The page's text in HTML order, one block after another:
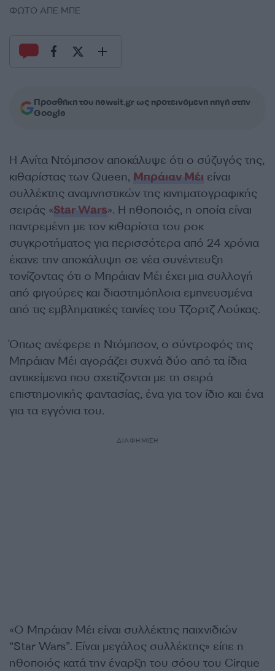
ΦΩΤΟ ΑΠΕ ΜΠΕ
Προσθήκη του newsit.gr ως προτεινόμενη πηγή στην
Google
Η Ανίτα Ντόμπσον αποκάλυψε ότι ο σύζυγός της,
κιθαρίστας των Queen, Μπράιαν Μέι είναι
συλλέκτης αναμνηστικών της κινηματογραφικής
σειράς «Star Wars». Η ηθοποιός, η οποία είναι
παντρεμένη με τον κιθαρίστα του ροκ
συγκροτήματος για περισσότερα από 24 χρόνια
έκανε την αποκάλυψη σε νέα συνέντευξη
τονίζοντας ότι ο Μπράιαν Μέι έχει μια συλλογή
από φιγούρες και διαστημόπλοια εμπνευσμένα
από τις εμβληματικές ταινίες του Τζορτζ Λούκας.
Όπως ανέφερε η Ντόμπσον, ο σύντροφός της
Μπράιαν Μέι αγοράζει συχνά δύο από τα ίδια
αντικείμενα που σχετίζονται με τη σειρά
επιστημονικής φαντασίας, ένα για τον ίδιο και ένα
για τα εγγόνια του.
ΔΙΑΦΗΜΙΣΗ
«Ο Μπράιαν Μέι είναι συλλέκτης παιχνιδιών
“Star Wars”. Είναι μεγάλος συλλέκτης» είπε η
ηθοποιός κατά την έναρξη του σόου του Cirque